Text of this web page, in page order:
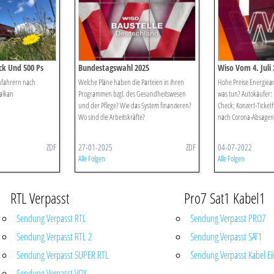
Und 500 Ps
nach
ZDF
Bundestagswahl 2025
Parteiprogramme Zu Gesundheit
Und Pflege
Welche Pläne haben die Parteien in ihren
Programmen bzgl. des Gesundheitswesen
und der Pflege? Wie das System finanzieren?
Wo sind die Arbeitskräfte?
27-01-2025 ZDF
Alle Folgen
Wiso Vom 4. Juli
Hohe Preise
was tun?
Check; Konzert-
nach Corona-
04-07-2022
Alle Folgen
RTL Verpasst
Sendung Verpasst RTL
Sendung Verpasst RTL 2
Sendung Verpasst SUPER RTL
Pro7 Sat1 Kabel1
Sendung Verpasst PRO7
Sendung Verpasst SAT1
Sendung Verpasst Kabel